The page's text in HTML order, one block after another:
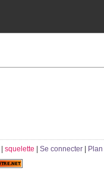
| squelette | Se connecter | Plan